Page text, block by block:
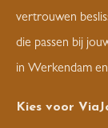
vertrouwen
die passen bij
in Werkendam
Kies voor